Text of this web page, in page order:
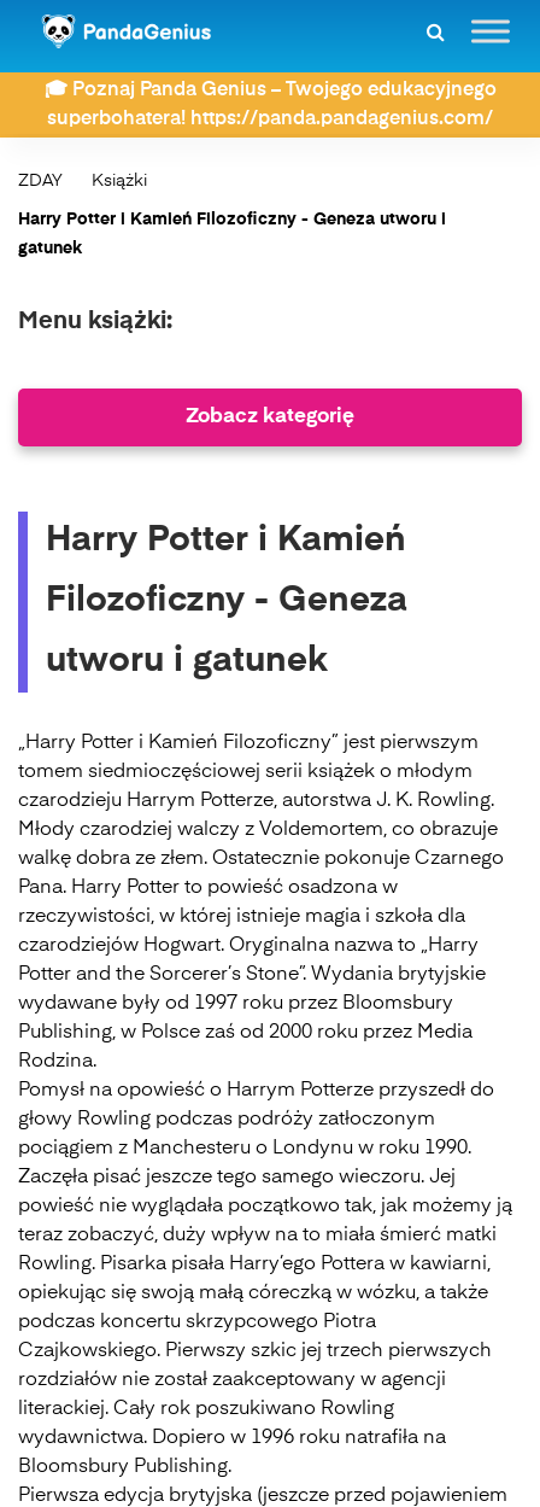
🎓 Poznaj Panda Genius – Twojego edukacyjnego
superbohatera! https://panda.pandagenius.com/
ZDAY Książki
Harry Potter i Kamień Filozoficzny - Geneza utworu i
gatunek
Menu książki:
Zobacz kategorię
Harry Potter i Kamień
Filozoficzny - Geneza
utworu i gatunek
„Harry Potter i Kamień Filozoficzny” jest pierwszym
tomem siedmioczęściowej serii książek o młodym
czarodzieju Harrym Potterze, autorstwa J. K. Rowling.
Młody czarodziej walczy z Voldemortem, co obrazuje
walkę dobra ze złem. Ostatecznie pokonuje Czarnego
Pana. Harry Potter to powieść osadzona w
rzeczywistości, w której istnieje magia i szkoła dla
czarodziejów Hogwart. Oryginalna nazwa to „Harry
Potter and the Sorcerer’s Stone”. Wydania brytyjskie
wydawane były od 1997 roku przez Bloomsbury
Publishing, w Polsce zaś od 2000 roku przez Media
Rodzina.
Pomysł na opowieść o Harrym Potterze przyszedł do
głowy Rowling podczas podróży zatłoczonym
pociągiem z Manchesteru o Londynu w roku 1990.
Zaczęła pisać jeszcze tego samego wieczoru. Jej
powieść nie wyglądała początkowo tak, jak możemy ją
teraz zobaczyć, duży wpływ na to miała śmierć matki
Rowling. Pisarka pisała Harry’ego Pottera w kawiarni,
opiekując się swoją małą córeczką w wózku, a także
podczas koncertu skrzypcowego Piotra
Czajkowskiego. Pierwszy szkic jej trzech pierwszych
rozdziałów nie został zaakceptowany w agencji
literackiej. Cały rok poszukiwano Rowling
wydawnictwa. Dopiero w 1996 roku natrafiła na
Bloomsbury Publishing.
Pierwsza edycja brytyjska (jeszcze przed pojawieniem